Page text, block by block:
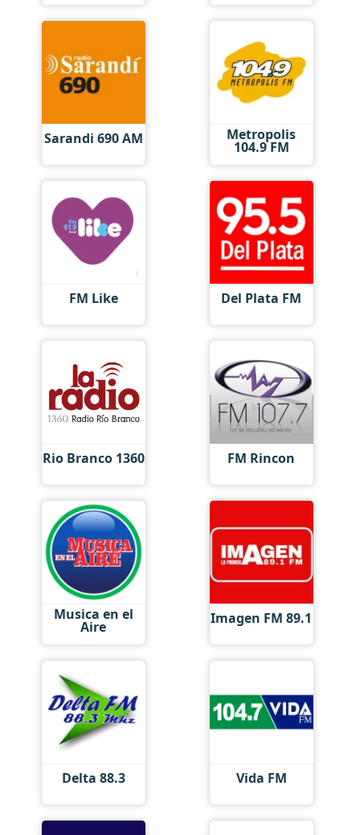
Sarandi 690 AM Metropolis
104.9 FM
FM Like Del Plata FM
Rio Branco 1360 FM Rincon
Musica en el
Aire Imagen FM 89.1
Delta 88.3 Vida FM